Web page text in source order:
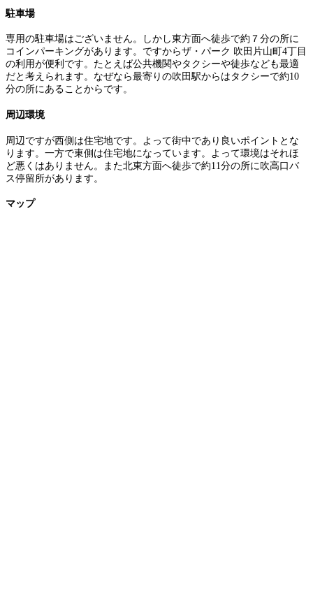
駐車場
専用の駐車場はございません。しかし東方面へ徒歩で約７分の所に
コインパーキングがあります。ですからザ・パーク 吹田片山町4丁目
の利用が便利です。たとえば公共機関やタクシーや徒歩なども最適
だと考えられます。なぜなら最寄りの吹田駅からはタクシーで約10
分の所にあることからです。
周辺環境
周辺ですが西側は住宅地です。よって街中であり良いポイントとな
ります。一方で東側は住宅地になっています。よって環境はそれほ
ど悪くはありません。また北東方面へ徒歩で約11分の所に吹高口バ
ス停留所があります。
マップ